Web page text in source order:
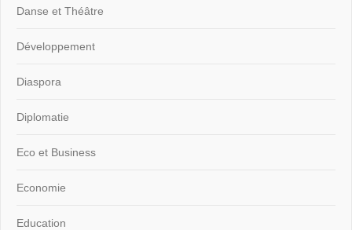
Danse et Théâtre
Développement
Diaspora
Diplomatie
Eco et Business
Economie
Education